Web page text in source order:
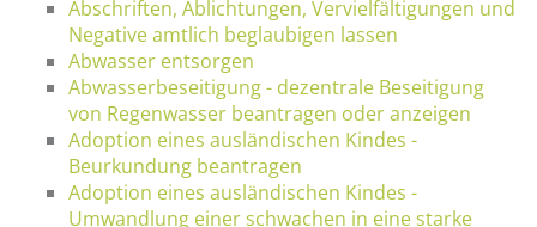
Abschriften, Ablichtungen, Vervielfältigungen und
Negative amtlich beglaubigen lassen
Abwasser entsorgen
Abwasserbeseitigung - dezentrale Beseitigung
von Regenwasser beantragen oder anzeigen
Adoption eines ausländischen Kindes -
Beurkundung beantragen
Adoption eines ausländischen Kindes -
Umwandlung einer schwachen in eine starke